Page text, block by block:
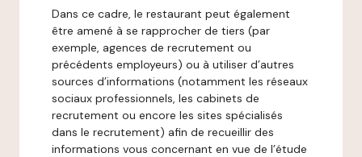
Dans ce cadre, le restaurant peut également
être amené à se rapprocher de tiers (par
exemple, agences de recrutement ou
précédents employeurs) ou à utiliser d’autres
sources d’informations (notamment les réseaux
sociaux professionnels, les cabinets de
recrutement ou encore les sites spécialisés
dans le recrutement) afin de recueillir des
informations vous concernant en vue de l’étude